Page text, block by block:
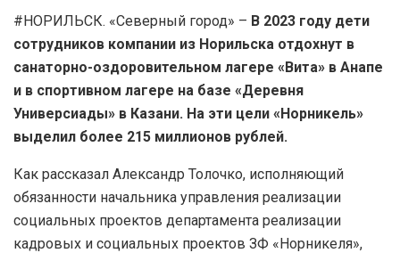
#НОРИЛЬСК. «Северный город» – В 2023 году дети
сотрудников компании из Норильска отдохнут в
санаторно-оздоровительном лагере «Вита» в Анапе
и в спортивном лагере на базе «Деревня
Универсиады» в Казани. На эти цели «Норникель»
выделил более 215 миллионов рублей.
Как рассказал Александр Толочко, исполняющий
обязанности начальника управления реализации
социальных проектов департамента реализации
кадровых и социальных проектов ЗФ «Норникеля»,